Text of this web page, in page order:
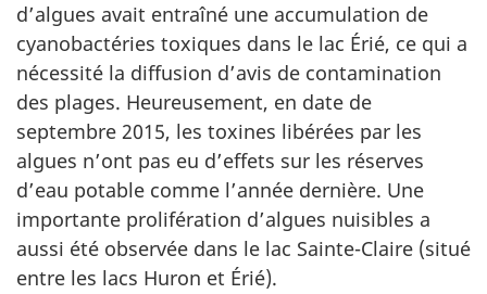
d’algues avait entraîné une accumulation de
cyanobactéries toxiques dans le lac Érié, ce qui a
nécessité la diffusion d’avis de contamination
des plages. Heureusement, en date de
septembre 2015, les toxines libérées par les
algues n’ont pas eu d’effets sur les réserves
d’eau potable comme l’année dernière. Une
importante prolifération d’algues nuisibles a
aussi été observée dans le lac Sainte-Claire (situé
entre les lacs Huron et Érié).